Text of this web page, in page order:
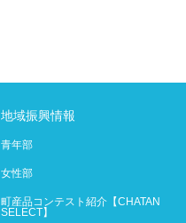
地域振興情報
青年部
女性部
町産品コンテスト紹介【CHATAN
SELECT】